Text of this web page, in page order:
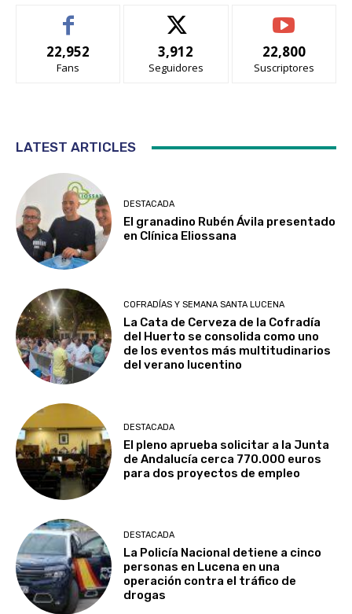
22,952
Fans
3,912
Seguidores
22,800
Suscriptores
LATEST ARTICLES
DESTACADA
El granadino Rubén Ávila presentado
en Clínica Eliossana
COFRADÍAS Y SEMANA SANTA LUCENA
La Cata de Cerveza de la Cofradía
del Huerto se consolida como uno
de los eventos más multitudinarios
del verano lucentino
DESTACADA
El pleno aprueba solicitar a la Junta
de Andalucía cerca 770.000 euros
para dos proyectos de empleo
DESTACADA
La Policía Nacional detiene a cinco
personas en Lucena en una
operación contra el tráfico de
drogas